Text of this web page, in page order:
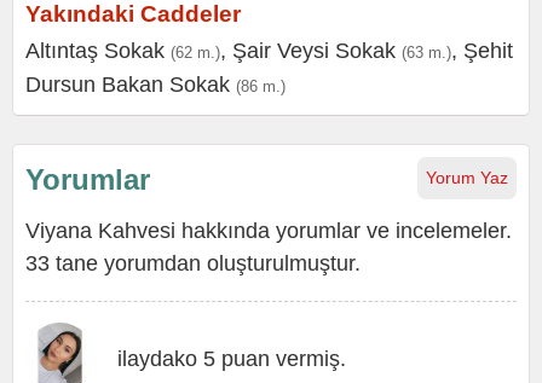
Yakındaki Caddeler
Altıntaş Sokak (62 m.), Şair Veysi Sokak (63 m.), Şehit
Dursun Bakan Sokak (86 m.)
Yorum Yaz
Yorumlar
Viyana Kahvesi hakkında yorumlar ve incelemeler.
33 tane yorumdan oluşturulmuştur.
ilaydako 5 puan vermiş.